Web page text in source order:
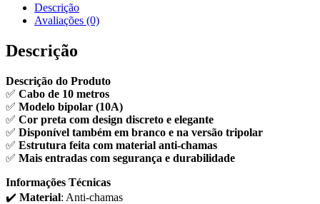
Descrição
Avaliações (0)
Descrição
Descrição do Produto
✅ Cabo de 10 metros
✅ Modelo bipolar (10A)
✅ Cor preta com design discreto e elegante
✅ Disponível também em branco e na versão tripolar
✅ Estrutura feita com material anti-chamas
✅ Mais entradas com segurança e durabilidade
Informações Técnicas
✔️ Material: Anti-chamas